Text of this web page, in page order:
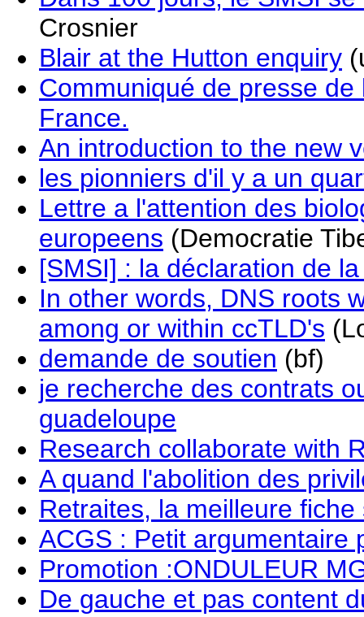
Crosnier
Blair at the Hutton enquiry
Communiqué de presse
France.
An introduction to the new
les pionniers d'il y a un
Lettre a l'attention des
europeens (Democratie
[SMSI] : la déclaration de
In other words, DNS roots
among or within ccTLD's
demande de soutien (bf)
je recherche des contrats
guadeloupe
Research collaborate with
A quand l'abolition des
Retraites, la meilleure
ACGS : Petit argumentaire
Promotion :ONDULEUR
De gauche et pas content